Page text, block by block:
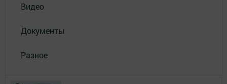
Видео
Документы
Разное